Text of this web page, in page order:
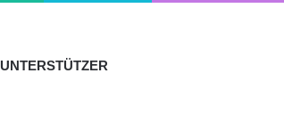
UNTERSTÜTZER